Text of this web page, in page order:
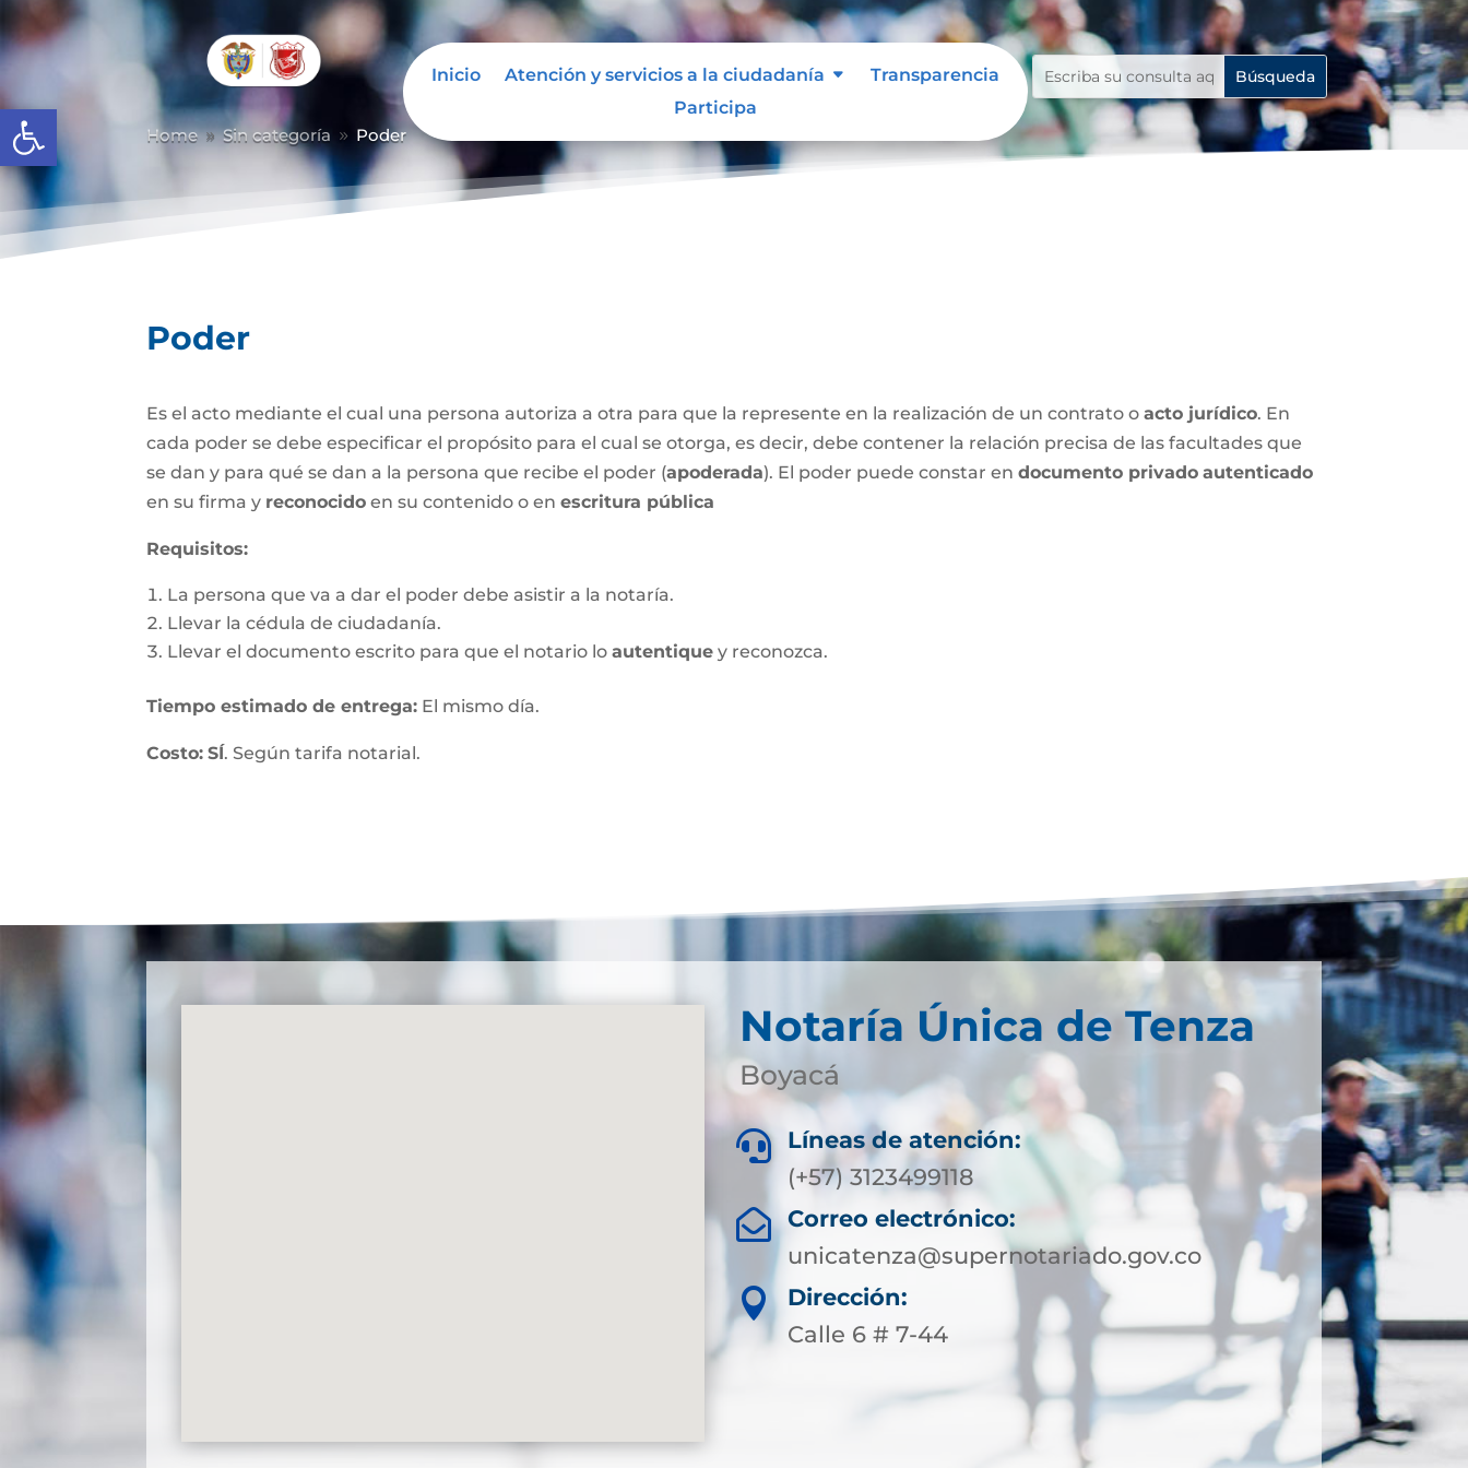
Abrir barra de herramientas
Inicio Atención y servicios a la ciudadanía
Transparencia
Participa
Home 9 Sin categoría 9 Poder
Poder
Es el acto mediante el cual una persona autoriza a otra para que la represente en la realización de un contrato oacto jurídico. En
cada poder se debe especificar el propósito para el cual se otorga, es decir, debe contener la relación precisa de las facultades que
se dan y para qué se dan a la persona que recibe el poder (apoderada). El poder puede constar endocumento privado autenticado
en su firma y reconocido en su contenido o enescritura pública
Requisitos:
La persona que va a dar el poder debe asistir a la notaría.
Llevar la cédula de ciudadanía.
Llevar el documento escrito para que el notario loautentique y reconozca.
Tiempo estimado de entrega: El mismo día.
Costo: SÍ. Según tarifa notarial.
Notaría Única de Tenza
Boyacá

Líneas de atención:
(+57) 3123499118
 Correo electrónico:
unicatenza@supernotariado.gov.co

Dirección:
Calle 6 # 7-44